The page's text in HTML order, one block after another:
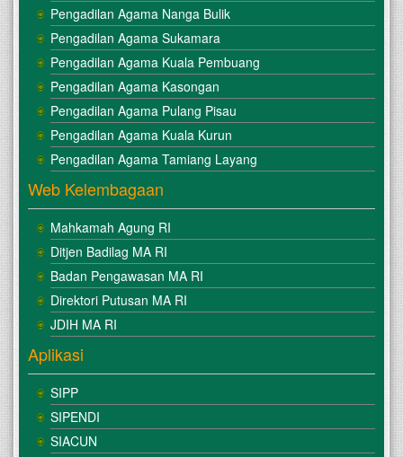
Pengadilan Agama Nanga Bulik
Pengadilan Agama Sukamara
Pengadilan Agama Kuala Pembuang
Pengadilan Agama Kasongan
Pengadilan Agama Pulang Pisau
Pengadilan Agama Kuala Kurun
Pengadilan Agama Tamiang Layang
Web Kelembagaan
Mahkamah Agung RI
Ditjen Badilag MA RI
Badan Pengawasan MA RI
Direktori Putusan MA RI
JDIH MA RI
Aplikasi
SIPP
SIPENDI
SIACUN